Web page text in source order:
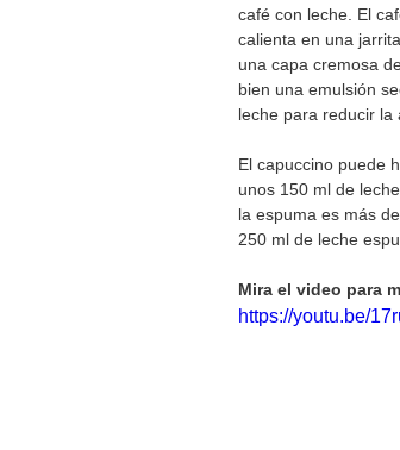
café con leche. El
calienta en una
una capa cremosa
bien una emulsión
leche para reducir la
El capuccino puede
unos 150 ml de
la espuma es más
250 ml de leche
Mira el video para
https://youtu.be/